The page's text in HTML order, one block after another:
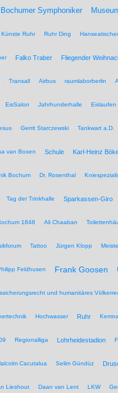
Bochumer Symphoniker
Ruhr Ruhr Ding
Falko Traber Fliegender
Transall Airbus raumlaborberlin
EisSalon Jahrhunderhalle Eislaufen
Gerrit Starczewski Tankwart a.D.
van Boxen Schule Karl-Heinz
Bochum Dr. Rosenthal
Tag der Trinkhalle Sparkassen-Giro
1848 Ali Chaaban
Tattoo Jürgen Klopp
Feldhusen Frank Goosen
und humanitäres
Hochwasser Ruhr
Regionalliga Lohrheidestadion
Cacutalua Selim Gündüz
Lieshout Daan van Lent LKW